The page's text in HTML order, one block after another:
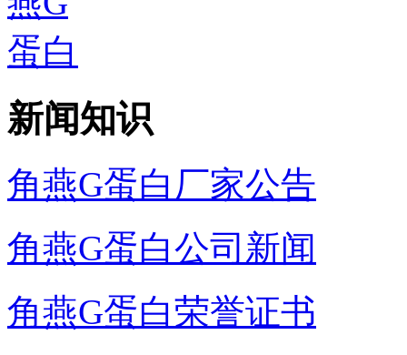
新闻知识
角燕G蛋白厂家公告
角燕G蛋白公司新闻
角燕G蛋白荣誉证书